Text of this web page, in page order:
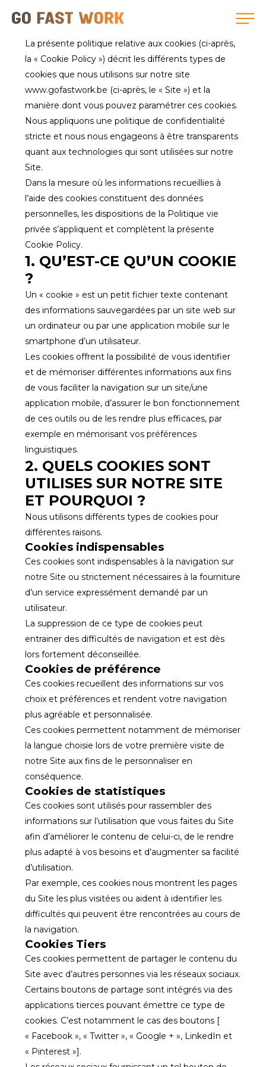
La présente politique relative aux cookies (ci-après,
la « Cookie Policy ») décrit les différents types de
cookies que nous utilisons sur notre site
www.gofastwork.be (ci-après, le « Site ») et la
manière dont vous pouvez paramétrer ces cookies.
Nous appliquons une politique de confidentialité
stricte et nous nous engageons à être transparents
quant aux technologies qui sont utilisées sur notre
Site.
Dans la mesure où les informations recueillies à
l’aide des cookies constituent des données
personnelles, les dispositions de la Politique vie
privée s’appliquent et complètent la présente
Cookie Policy.
1. QU’EST-CE QU’UN COOKIE
?
Un « cookie » est un petit fichier texte contenant
des informations sauvegardées par un site web sur
un ordinateur ou par une application mobile sur le
smartphone d’un utilisateur.
Les cookies offrent la possibilité de vous identifier
et de mémoriser différentes informations aux fins
de vous faciliter la navigation sur un site/une
application mobile, d’assurer le bon fonctionnement
de ces outils ou de les rendre plus efficaces, par
exemple en mémorisant vos préférences
linguistiques.
2. QUELS COOKIES SONT
UTILISES SUR NOTRE SITE
ET POURQUOI ?
Nous utilisons différents types de cookies pour
différentes raisons.
Cookies indispensables
Ces cookies sont indispensables à la navigation sur
notre Site ou strictement nécessaires à la fourniture
d’un service expressément demandé par un
utilisateur.
La suppression de ce type de cookies peut
entrainer des difficultés de navigation et est dès
lors fortement déconseillée.
Cookies de préférence
Ces cookies recueillent des informations sur vos
choix et préférences et rendent votre navigation
plus agréable et personnalisée.
Ces cookies permettent notamment de mémoriser
la langue choisie lors de votre première visite de
notre Site aux fins de le personnaliser en
conséquence.
Cookies de statistiques
Ces cookies sont utilisés pour rassembler des
informations sur l’utilisation que vous faites du Site
afin d’améliorer le contenu de celui-ci, de le rendre
plus adapté à vos besoins et d’augmenter sa facilité
d’utilisation.
Par exemple, ces cookies nous montrent les pages
du Site les plus visitées ou aident à identifier les
difficultés qui peuvent être rencontrées au cours de
la navigation.
Cookies Tiers
Ces cookies permettent de partager le contenu du
Site avec d’autres personnes via les réseaux sociaux.
Certains boutons de partage sont intégrés via des
applications tierces pouvant émettre ce type de
cookies. C’est notamment le cas des boutons [
« Facebook », « Twitter », « Google + », LinkedIn et
« Pinterest »].